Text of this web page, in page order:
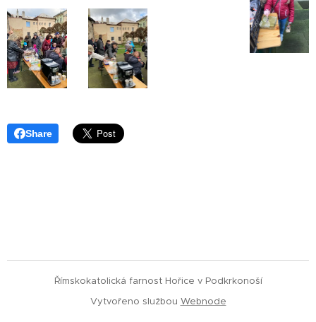
Share
Římskokatolická farnost Hořice v Podkrkonoší
Vytvořeno službou Webnode